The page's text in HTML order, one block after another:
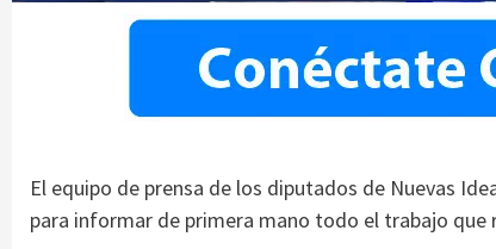
El equipo de prensa de los diputados de Nuevas
para informar de primera mano todo el trabajo que